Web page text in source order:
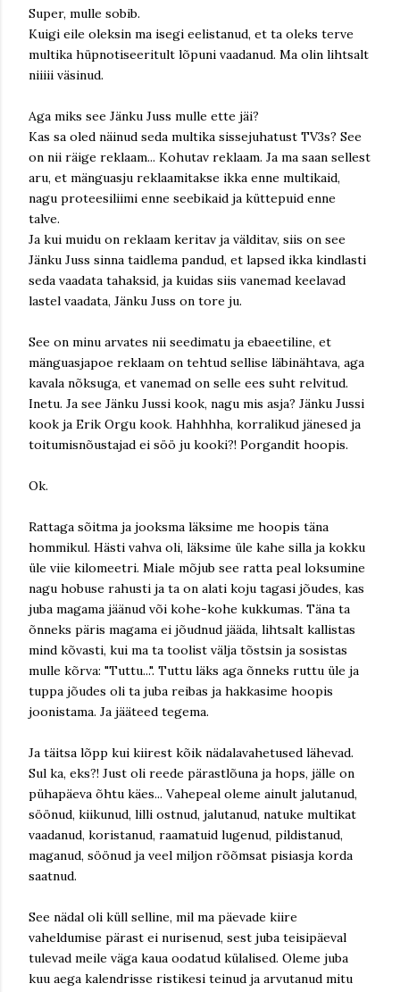
Super, mulle sobib.
Kuigi eile oleksin ma isegi eelistanud, et ta oleks terve
multika hüpnotiseeritult lõpuni vaadanud. Ma olin lihtsalt
niiiii väsinud.
Aga miks see Jänku Juss mulle ette jäi?
Kas sa oled näinud seda multika sissejuhatust TV3s? See
on nii räige reklaam... Kohutav reklaam. Ja ma saan sellest
aru, et mänguasju reklaamitakse ikka enne multikaid,
nagu proteesiliimi enne seebikaid ja küttepuid enne
talve.
Ja kui muidu on reklaam keritav ja välditav, siis on see
Jänku Juss sinna taidlema pandud, et lapsed ikka kindlasti
seda vaadata tahaksid, ja kuidas siis vanemad keelavad
lastel vaadata, Jänku Juss on tore ju.
See on minu arvates nii seedimatu ja ebaeetiline, et
mänguasjapoe reklaam on tehtud sellise läbinähtava, aga
kavala nõksuga, et vanemad on selle ees suht relvitud.
Inetu. Ja see Jänku Jussi kook, nagu mis asja? Jänku Jussi
kook ja Erik Orgu kook. Hahhhha, korralikud jänesed ja
toitumisnõustajad ei söö ju kooki?! Porgandit hoopis.
Ok.
Rattaga sõitma ja jooksma läksime me hoopis täna
hommikul. Hästi vahva oli, läksime üle kahe silla ja kokku
üle viie kilomeetri. Miale mõjub see ratta peal loksumine
nagu hobuse rahusti ja ta on alati koju tagasi jõudes, kas
juba magama jäänud või kohe-kohe kukkumas. Täna ta
õnneks päris magama ei jõudnud jääda, lihtsalt kallistas
mind kõvasti, kui ma ta toolist välja tõstsin ja sosistas
mulle kõrva: "Tuttu...". Tuttu läks aga õnneks ruttu üle ja
tuppa jõudes oli ta juba reibas ja hakkasime hoopis
joonistama. Ja jääteed tegema.
Ja täitsa lõpp kui kiirest kõik nädalavahetused lähevad.
Sul ka, eks?! Just oli reede pärastlõuna ja hops, jälle on
pühapäeva õhtu käes... Vahepeal oleme ainult jalutanud,
söönud, kiikunud, lilli ostnud, jalutanud, natuke multikat
vaadanud, koristanud, raamatuid lugenud, pildistanud,
maganud, söönud ja veel miljon rõõmsat pisiasja korda
saatnud.
See nädal oli küll selline, mil ma päevade kiire
vaheldumise pärast ei nurisenud, sest juba teisipäeval
tulevad meile väga kaua oodatud külalised. Oleme juba
kuu aega kalendrisse ristikesi teinud ja arvutanud mitu